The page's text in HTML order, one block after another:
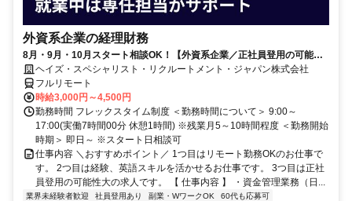
外資系企業の経理財務
8月・9月・10月スタート相談OK！【外資系企業／正社員登用の可能性
大／700万～800万／リモート勤務OK】経理財務
ヘイズ・スペシャリスト・リクルートメント・ジャパン株式会社
フルリモート
時給3,000円～4,500円
勤務時間 フレックスタイム制度 ＜勤務時間について＞ 9:00～
17:00(実働7時間00分 休憩1時間) ※残業月5～10時間程度 ＜勤務開始
時期＞ 即日～ ※スタート日相談可
仕事内容 ＼おすすめポイント／ 1つ目はリモート勤務OKのお仕事で
す。 2つ目は経験、英語スキルを活かせるお仕事です。 3つ目は正社
員登用の可能性大の求人です。 【 仕事内容 】 ・資金管理業務（日...
業界未経験者歓迎 社員登用あり 副業・WワークOK
60代も応募可